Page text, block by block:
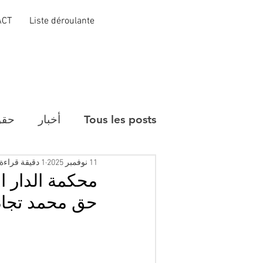
Liste déroulante
Tous les posts أخبار
محكمة الدار
حق محمد
11 نوفمبر 2025 1 دقيقة قراءة